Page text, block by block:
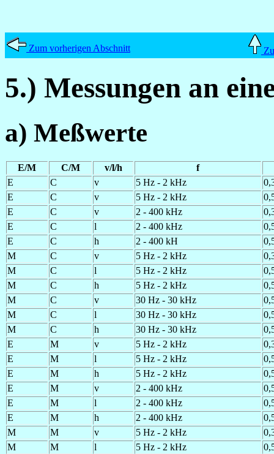
Zum vorherigen Abschnitt
5.) Messungen an
a) Meßwerte
E/M C/M v/l/h
f
E
C v 5 Hz - 2 kHz
E
C v 5 Hz - 2 kHz
E
C v 2 - 400 kHz
E
C l 2 - 400 kHz
E
C h 2 - 400 kH
M
C v 5 Hz - 2 kHz
M
C l 5 Hz - 2 kHz
M
C h 5 Hz - 2 kHz
M
C v 30 Hz - 30 kHz
M
C l 30 Hz - 30 kHz
M
C h 30 Hz - 30 kHz
E
M v 5 Hz - 2 kHz
E
M l 5 Hz - 2 kHz
E
M h 5 Hz - 2 kHz
E
M v 2 - 400 kHz
E
M l 2 - 400 kHz
E
M h 2 - 400 kHz
M
M v 5 Hz - 2 kHz
M
M l 5 Hz - 2 kHz